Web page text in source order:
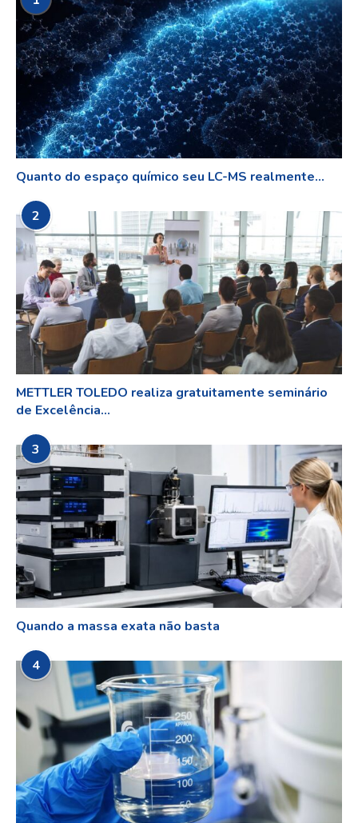
Quanto do espaço químico seu LC-MS realmente...
2
METTLER TOLEDO realiza gratuitamente seminário
de Excelência...
3
Quando a massa exata não basta
4